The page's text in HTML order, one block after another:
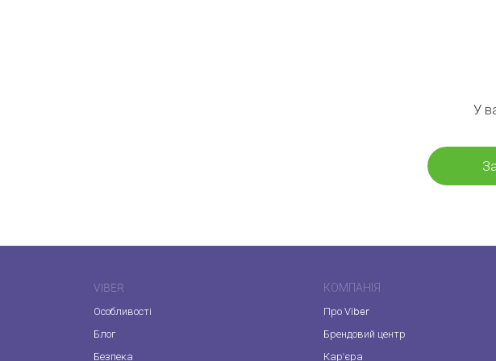
У
VIBER
Особливості
Блог
Безпека
КОМПАНІЯ
Про Viber
Брендовий центр
Кар'єра